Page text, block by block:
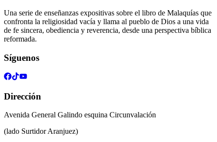
Una serie de enseñanzas expositivas sobre el libro de Malaquías que
confronta la religiosidad vacía y llama al pueblo de Dios a una vida
de fe sincera, obediencia y reverencia, desde una perspectiva bíblica
reformada.
Síguenos
Dirección
Avenida General Galindo esquina Circunvalación
(lado Surtidor Aranjuez)